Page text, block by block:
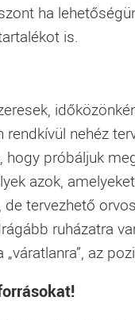
ha
is.
nehéz
hogy próbáljuk
azok,
tervezhető
ruházatra
az